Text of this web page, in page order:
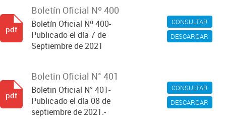
CONSULTAR
DESCARGAR
Boletín Oficial Nº 400
Boletín Oficial Nº 400-
Publicado el día 7 de
Septiembre de 2021
pdf
CONSULTAR
DESCARGAR
Boletin Oficial N° 401
Boletin Oficial N° 401-
Publicado el día 08 de
septiembre de 2021.-
pdf